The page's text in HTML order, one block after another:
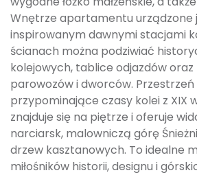
Wnętrze apartamentu urządzone
inspirowanym dawnymi stacjami
ścianach można podziwiać
kolejowych, tablice odjazdów
parowozów i dworców.
przypominające czasy kolei z XIX
znajduje się na piętrze i oferuje
narciarsk, malowniczą górę
drzew kasztanowych. To idealne
miłośników historii, designu i